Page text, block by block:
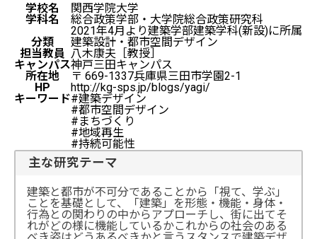
学校名
関西学院大学
学科名
総合政策学部・大学院総合政策研究科
2021年4月より建築学部建築学科(新設)に所属
分類
建築設計・都市空間デザイン
担当教員
八木康夫［教授］
キャンパス神戸三田キャンパス
所在地
〒 669-1337兵庫県三田市学園2-1
HP
http://kg-sps.jp/blogs/yagi/
キーワード#建築デザイン
#都市空間デザイン
#まちづくり
#地域再生
#持続可能性
主な研究テーマ
建築と都市が不可分であることから「視て、学ぶ」
ことを基礎として、「建築」を形態・機能・身体・
行為との関わりの中からアプローチし、街に出てそ
れがどの様に機能しているかこれからの社会のある